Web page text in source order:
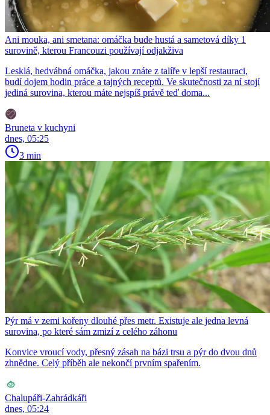
Ani mouka, ani smetana: omáčka bude hustá a sametová díky 1
surovině, kterou Francouzi používají odjakživa
Lesklá, hedvábná omáčka, jakou znáte z talíře v lepší restauraci,
budí dojem hodin práce a tajných receptů. Ve skutečnosti za ní stojí
jediná surovina, kterou máte nejspíš právě teď doma...
Bruneta v kuchyni
dnes, 05:25
3 min
Pýr má v zemi kořeny dlouhé přes metr. Existuje ale jedna levná
surovina, po které sám zmizí z celého záhonu
Konvice vroucí vody, přesný zásah na bázi trsu a pýr do dvou dnů
zhnědne. Celý příběh ale nekončí prvním spařením.
Chalupáři-Zahrádkáři
dnes, 05:24